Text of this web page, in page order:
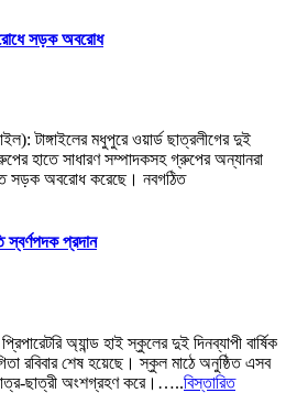
সড়ক অবরোধ
টাঙ্গাইলের মধুপুরে ওয়ার্ড ছাত্রলীগের দুই
হাতে সাধারণ সম্পাদকসহ গ্রুপের অন্যানরা
সড়ক অবরোধ করেছে। নবগঠিত
স্বর্ণপদক প্রদান
অ্যান্ড হাই স্কুলের দুই দিনব্যাপী বার্ষিক
রবিবার শেষ হয়েছে। স্কুল মাঠে অনুষ্ঠিত এসব
ছাত্রী অংশগ্রহণ করে।…..বিস্তারিত